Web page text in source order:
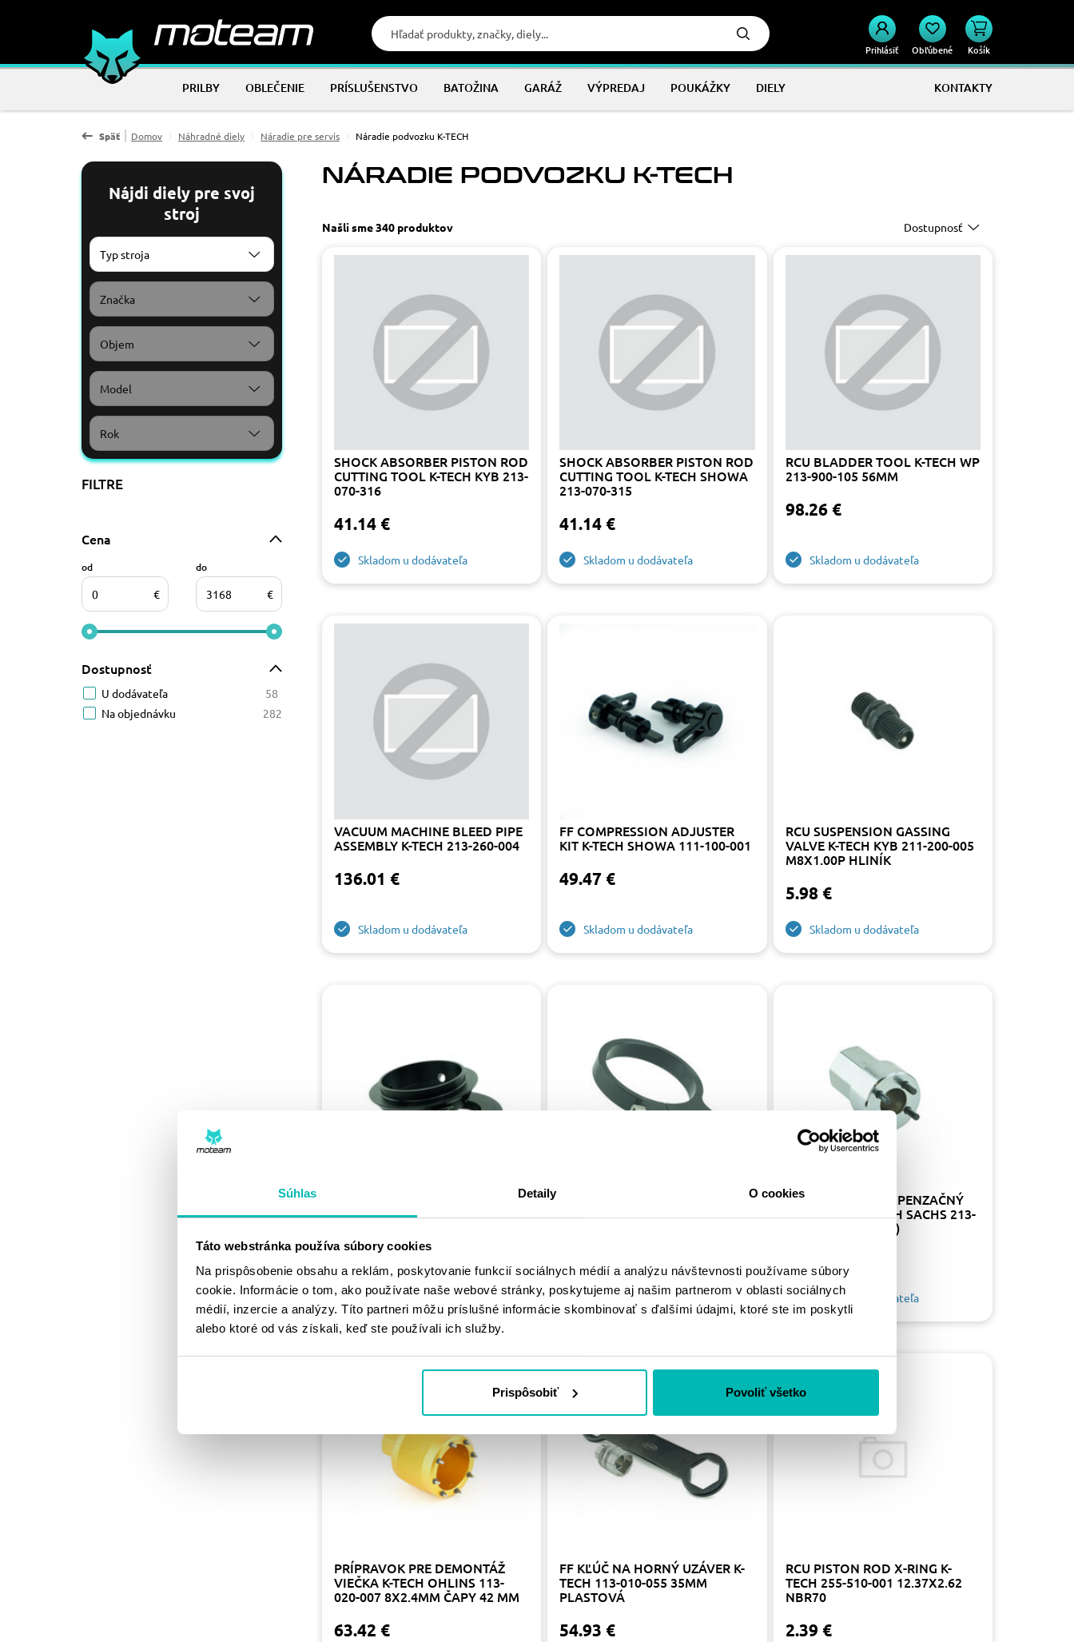
Súhlas Detaily O cookies
Táto webstránka používa súbory cookies
Na prispôsobenie obsahu a reklám, poskytovanie funkcií sociálnych médií a analýzu návštevnosti používame súbory
cookie. Informácie o tom, ako používate naše webové stránky, poskytujeme aj našim partnerom v oblasti sociálnych
médií, inzercie a analýzy. Títo partneri môžu príslušné informácie skombinovať s ďalšími údajmi, ktoré ste im poskytli
alebo ktoré od vás získali, keď ste používali ich služby.
Prispôsobiť Povoliť všetko
Prihlásiť Obľúbené Košík
PRILBY OBLEČENIE PRÍSLUŠENSTVO BATOŽINA GARÁŽ VÝPREDAJ POUKÁŽKY DIELY KONTAKTY
Späť Domov Náhradné diely Náradie pre servis Náradie podvozku K-TECH
Nájdi diely pre svoj
stroj
Typ stroja
Značka
Objem
Model
Rok
FILTRE
Cena
€
od
€
do
Dostupnosť
U dodávateľa
58
Na objednávku
282
NÁRADIE PODVOZKU K-TECH
Našli sme340 produktov Dostupnosť
SHOCK ABSORBER PISTON ROD
CUTTING TOOL K-TECH KYB 213-
070-316
41.14 €
Skladom u dodávateľa
SHOCK ABSORBER PISTON ROD
CUTTING TOOL K-TECH SHOWA
213-070-315
41.14 €
Skladom u dodávateľa
RCU BLADDER TOOL K-TECH WP
213-900-105 56MM
98.26 €
Skladom u dodávateľa
VACUUM MACHINE BLEED PIPE
ASSEMBLY K-TECH 213-260-004
136.01 €
Skladom u dodávateľa
FF COMPRESSION ADJUSTER
KIT K-TECH SHOWA 111-100-001
49.47 €
Skladom u dodávateľa
RCU SUSPENSION GASSING
VALVE K-TECH KYB 211-200-005
M8X1.00P HLINÍK
5.98 €
Skladom u dodávateľa
REPLACEMENT K-TECH WP 211-
75.50 €
Skladom u dodávateľa
213-900-085 74MM
Skladom u dodávateľa
ZÁSUVKA NA KOMPENZAČNÝ
VENTIL RCU K-TECH SACHS 213-
020-415 (4 KOLÍKY)
22.40 €
Skladom u dodávateľa
PRÍPRAVOK PRE DEMONTÁŽ
VIEČKA K-TECH OHLINS 113-
020-007 8X2.4MM ČAPY 42 MM
63.42 €
FF KĽÚČ NA HORNÝ UZÁVER K-
TECH 113-010-055 35MM
PLASTOVÁ
54.93 €
RCU PISTON ROD X-RING K-
TECH 255-510-001 12.37X2.62
NBR70
2.39 €